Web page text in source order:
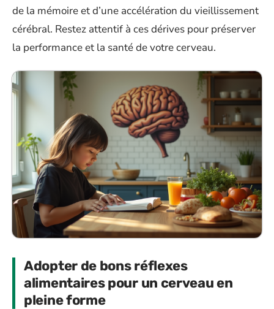
de la mémoire et d’une accélération du vieillissement
cérébral. Restez attentif à ces dérives pour préserver
la performance et la santé de votre cerveau.
Adopter de bons réflexes
alimentaires pour un cerveau en
pleine forme